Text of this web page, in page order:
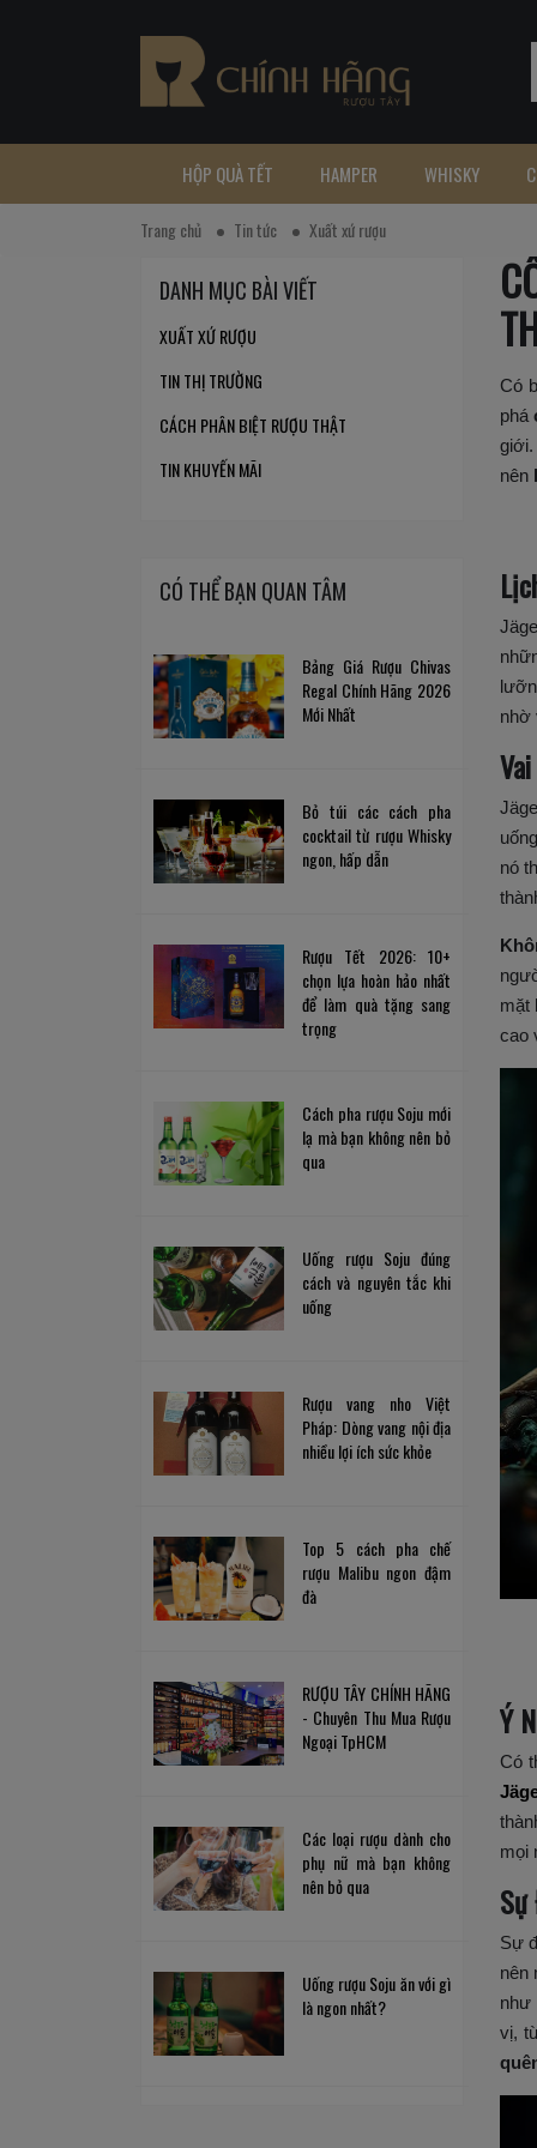
HỘP QUÀ TẾT HAMPER WHISKY
Trang chủ Tin tức Xuất xứ rượu
DANH MỤC BÀI VIẾT
XUẤT XỨ RƯỢU
TIN THỊ TRƯỜNG
CÁCH PHÂN BIỆT RƯỢU THẬT
TIN KHUYẾN MÃI
CÓ THỂ BẠN QUAN TÂM
Bảng Giá Rượu Chivas
Regal Chính Hãng 2026
Mới Nhất
Bỏ túi các cách pha
cocktail từ rượu Whisky
ngon, hấp dẫn
Rượu Tết 2026: 10+
chọn lựa hoàn hảo nhất
để làm quà tặng sang
trọng
Cách pha rượu Soju mới
lạ mà bạn không nên bỏ
qua
Uống rượu Soju đúng
cách và nguyên tắc khi
uống
Rượu vang nho Việt
Pháp: Dòng vang nội địa
nhiều lợi ích sức khỏe
Top 5 cách pha chế
rượu Malibu ngon đậm
đà
RƯỢU TÂY CHÍNH HÃNG
- Chuyên Thu Mua Rượu
Ngoại TpHCM
Các loại rượu dành cho
phụ nữ mà bạn không
nên bỏ qua
Uống rượu Soju ăn với gì
là ngon nhất?
Có
phá
nên
nhờ
nó
mặt
cao
Ý
Có
mọi
Sự
nên
như
vị,